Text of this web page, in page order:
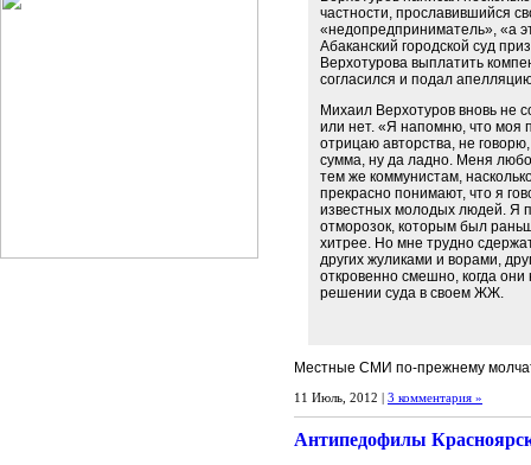
частности, прославившийся
«недопредприниматель», «а
Абаканский городской суд
Верхотурова выплатить
согласился и подал
Михаил Верхотуров вновь не
или нет. «Я напомню, что моя
отрицаю авторства, не
сумма, ну да ладно. Меня
тем же коммунистам,
прекрасно понимают, что я
известных молодых людей. Я
отморозок, которым был
хитрее. Но мне трудно
других жуликами и ворами,
откровенно смешно, когда
решении суда в своем ЖЖ.
Местные СМИ по-прежнему
11 Июль, 2012 | 3 комментария »
Антипедофилы